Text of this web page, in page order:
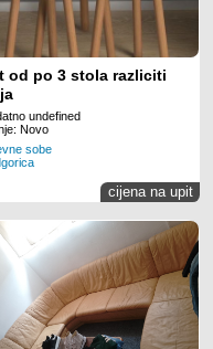
od po 3 stola razliciti
undefined
Novo
sobe
cijena na upit